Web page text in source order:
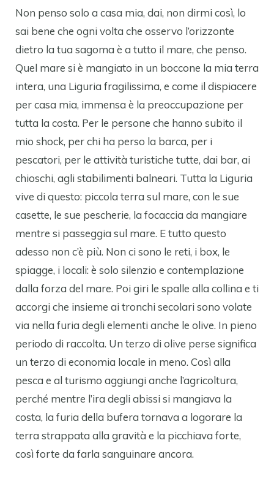
Non penso solo a casa mia, dai, non dirmi così, lo
sai bene che ogni volta che osservo l’orizzonte
dietro la tua sagoma è a tutto il mare, che penso.
Quel mare si è mangiato in un boccone la mia terra
intera, una Liguria fragilissima, e come il dispiacere
per casa mia, immensa è la preoccupazione per
tutta la costa. Per le persone che hanno subito il
mio shock, per chi ha perso la barca, per i
pescatori, per le attività turistiche tutte, dai bar, ai
chioschi, agli stabilimenti balneari. Tutta la Liguria
vive di questo: piccola terra sul mare, con le sue
casette, le sue pescherie, la focaccia da mangiare
mentre si passeggia sul mare. E tutto questo
adesso non c’è più. Non ci sono le reti, i box, le
spiagge, i locali: è solo silenzio e contemplazione
dalla forza del mare. Poi giri le spalle alla collina e ti
accorgi che insieme ai tronchi secolari sono volate
via nella furia degli elementi anche le olive. In pieno
periodo di raccolta. Un terzo di olive perse significa
un terzo di economia locale in meno. Così alla
pesca e al turismo aggiungi anche l’agricoltura,
perché mentre l’ira degli abissi si mangiava la
costa, la furia della bufera tornava a logorare la
terra strappata alla gravità e la picchiava forte,
così forte da farla sanguinare ancora.